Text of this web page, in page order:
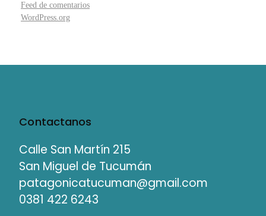
Feed de comentarios
WordPress.org
Contactanos
Calle San Martín 215
San Miguel de Tucumán
patagonicatucuman@gmail.com
0381 422 6243